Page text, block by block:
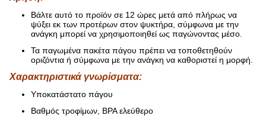
Βάλτε αυτό το προϊόν σε 12 ώρες μετά από πλήρως να
ψύξει εκ των προτέρων στον ψυκτήρα, σύμφωνα με την
ανάγκη μπορεί να χρησιμοποιηθεί ως παγώνοντας μέσο.
Τα παγωμένα πακέτα πάγου πρέπει να τοποθετηθούν
οριζόντια ή σύμφωνα με την ανάγκη να καθοριστεί η μορφή.
Χαρακτηριστικά γνωρίσματα:
Υποκατάστατο πάγου
Βαθμός τροφίμων, BPA ελεύθερο